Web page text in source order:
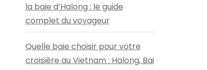
la baie d’Halong : le guide
complet du voyageur
Quelle baie choisir pour votre
croisière au Vietnam : Halong, Bai